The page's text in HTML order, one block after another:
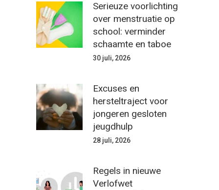
Serieuze voorlichting
over menstruatie op
school: verminder
schaamte en taboe
30 juli, 2026
Excuses en
hersteltraject voor
jongeren gesloten
jeugdhulp
28 juli, 2026
Regels in nieuwe
Verlofwet